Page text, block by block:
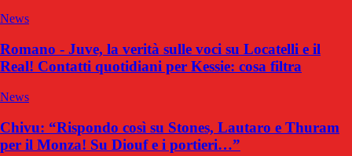
News
Romano - Juve, la verità sulle voci su Locatelli e il
Real! Contatti quotidiani per Kessie: cosa filtra
News
Chivu: “Rispondo così su Stones, Lautaro e Thuram
per il Monza! Su Diouf e i portieri…”